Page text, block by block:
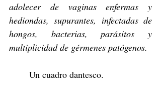
adolecer de vaginas enfermas y
hediondas, supurantes, infectadas de
hongos, bacterias, parásitos y
multiplicidad de gérmenes patógenos.
	Un cuadro dantesco.